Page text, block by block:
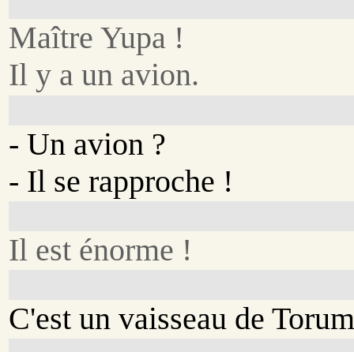
Maître Yupa !
Il y a un avion.
- Un avion ?
- Il se rapproche !
Il est énorme !
C'est un vaisseau de